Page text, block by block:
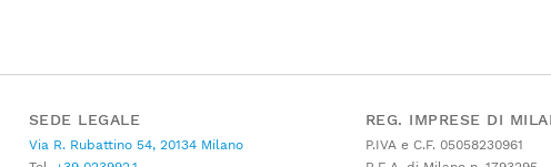
SEDE LEGALE
Via R. Rubattino 54, 20134 Milano
REG. IMPRESE DI
P.IVA e C.F. 05058230961